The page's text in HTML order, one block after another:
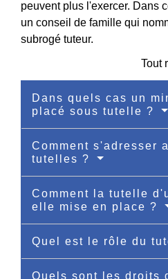
peuvent plus l'exercer. Dans
un conseil de famille qui
subrogé tuteur.
Tout
Dans quels cas un
placé sous tutelle ?
Comment s'adresser
tutelles ?
Comment la tutelle
elle mise en place ?
Quel est le rôle du
Quels sont les droits